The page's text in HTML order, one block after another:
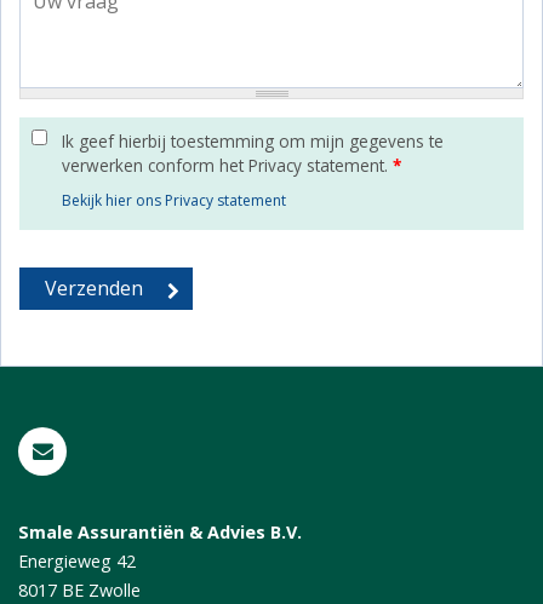
Ik geef hierbij toestemming om mijn gegevens te
verwerken conform het Privacy statement. *
Bekijk hier ons Privacy statement
Smale Assurantiën & Advies B.V.
Energieweg 42
8017 BE Zwolle